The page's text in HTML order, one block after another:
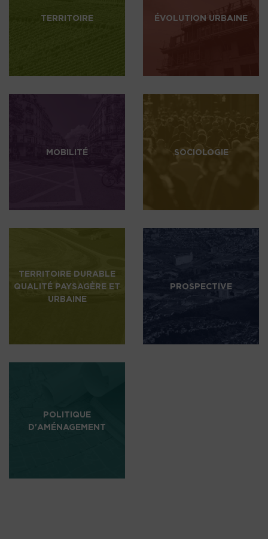
TERRITOIRE ÉVOLUTION URBAINE
MOBILITÉ SOCIOLOGIE
TERRITOIRE DURABLE
QUALITÉ PAYSAGÈRE ET
URBAINE
PROSPECTIVE
POLITIQUE
D'AMÉNAGEMENT